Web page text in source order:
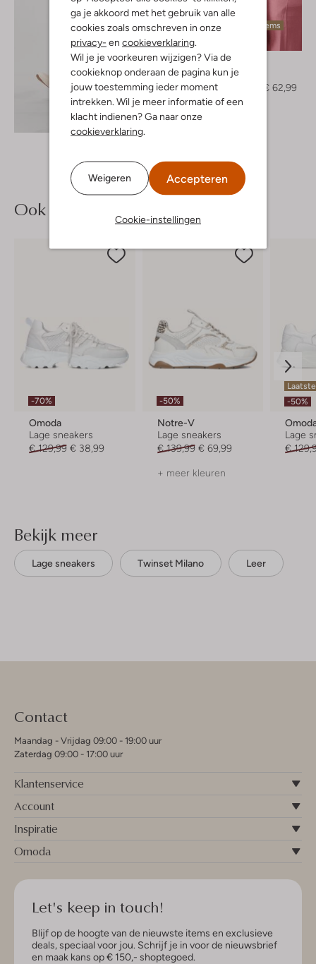
ga je akkoord met het gebruik van alle
cookies zoals omschreven in onze
privacy- en cookieverklaring
Wil je je voorkeuren wijzigen? Via de
cookieknop onderaan de pagina kun je
jouw toestemming ieder moment
intrekken. Wil je meer informatie of een
klacht indienen? Ga naar onze
cookieverklaring
Weigeren Accepteren
Cookie-instellingen
Ontdek de look
Laatste items
Aaiko
Trui
€ 62,99
Ook iets voor jou?
-70%
Omoda
Lage sneakers
€ 129,99 € 38,99
-50%
Notre-V
Lage sneakers
€ 139,99 € 69,99
+ meer kleuren
-50%
Lage
€
Bekijk meer
Lage sneakers Twinset Milano Leer
Contact
Maandag - Vrijdag 09:00 - 19:00 uur
Zaterdag 09:00 - 17:00 uur
Klantenservice
Account
Inspiratie
Omoda
Let's keep in touch!
Blijf op de hoogte van de nieuwste items en exclusieve
deals, speciaal voor jou. Schrijf je in voor de nieuwsbrief
en maak kans op € 150,- shoptegoed.